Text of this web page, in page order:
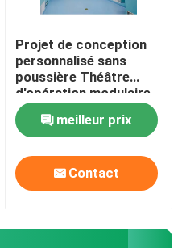
Projet de conception
personnalisé sans
poussière Théâtre
d'opération modulaire
meilleur prix
Contact